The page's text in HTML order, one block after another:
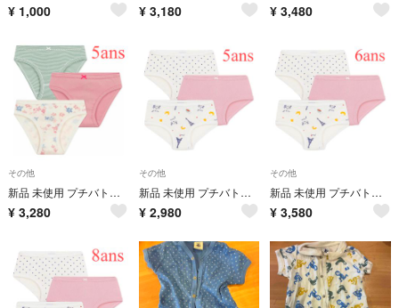
¥ 1,000 ¥ 3,180 ¥ 3,480
その他
新品 未使用 プチバトー ショーツ フラワー ミラレ 3枚組 5ans
¥ 3,280
その他
新品 未使用 プチバトー ハイウェスト ショーツ パリ ドット 3枚組 5ans
¥ 2,980
その他
新品 未使用 プチバトー ハイウェスト ショーツ パリ ドット 3枚組 6ans
¥ 3,580